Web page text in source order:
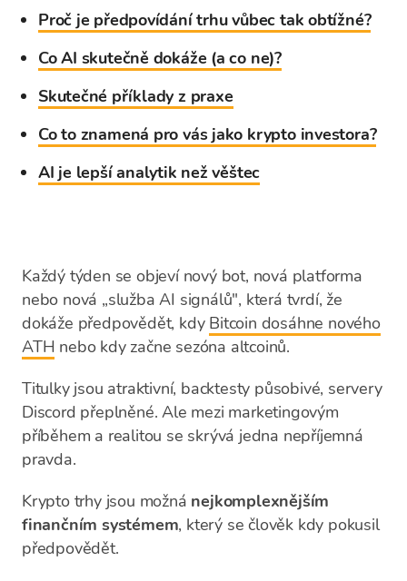
Proč je předpovídání trhu vůbec tak obtížné?
Co AI skutečně dokáže (a co ne)?
Skutečné příklady z praxe
Co to znamená pro vás jako krypto investora?
AI je lepší analytik než věštec
Každý týden se objeví nový bot, nová platforma
nebo nová „služba AI signálů", která tvrdí, že
dokáže předpovědět, kdy Bitcoin dosáhne nového
ATH nebo kdy začne sezóna altcoinů.
Titulky jsou atraktivní, backtesty působivé, servery
Discord přeplněné. Ale mezi marketingovým
příběhem a realitou se skrývá jedna nepříjemná
pravda.
Krypto trhy jsou možná nejkomplexnějším
finančním systémem, který se člověk kdy pokusil
předpovědět.